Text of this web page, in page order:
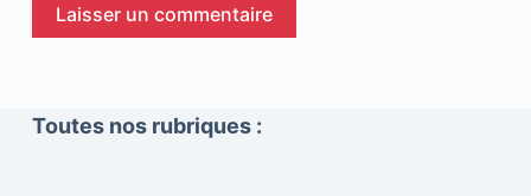
Laisser un commentaire
Toutes nos rubriques :